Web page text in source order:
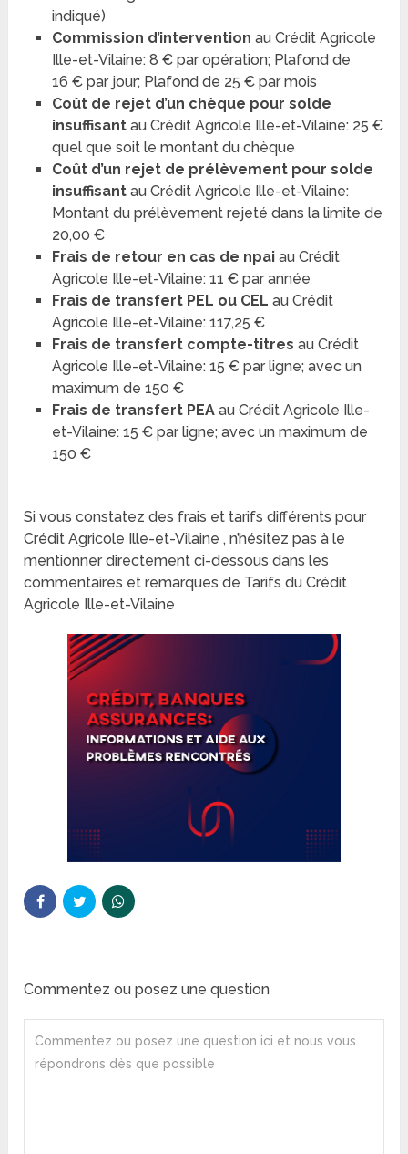
indiqué)
Commission d’intervention au Crédit Agricole
Ille-et-Vilaine: 8 € par opération; Plafond de
16 € par jour; Plafond de 25 € par mois
Coût de rejet d’un chèque pour solde
insuffisant au Crédit Agricole Ille-et-Vilaine: 25 €
quel que soit le montant du chèque
Coût d’un rejet de prélèvement pour solde
insuffisant au Crédit Agricole Ille-et-Vilaine:
Montant du prélèvement rejeté dans la limite de
20,00 €
Frais de retour en cas de npai au Crédit
Agricole Ille-et-Vilaine: 11 € par année
Frais de transfert PEL ou CEL au Crédit
Agricole Ille-et-Vilaine: 117,25 €
Frais de transfert compte-titres au Crédit
Agricole Ille-et-Vilaine: 15 € par ligne; avec un
maximum de 150 €
Frais de transfert PEA au Crédit Agricole Ille-
et-Vilaine: 15 € par ligne; avec un maximum de
150 €
Si vous constatez des frais et tarifs différents pour
Crédit Agricole Ille-et-Vilaine , n’hésitez pas à le
mentionner directement ci-dessous dans les
commentaires et remarques de Tarifs du Crédit
Agricole Ille-et-Vilaine
Commentez ou posez une question